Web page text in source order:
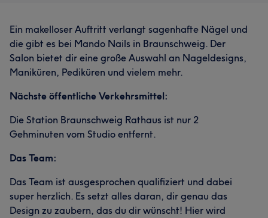
Ein makelloser Auftritt verlangt sagenhafte Nägel und
die gibt es bei Mando Nails in Braunschweig. Der
Salon bietet dir eine große Auswahl an Nageldesigns,
Maniküren, Pediküren und vielem mehr.
Nächste öffentliche Verkehrsmittel:
Die Station Braunschweig Rathaus ist nur 2
Gehminuten vom Studio entfernt.
Das Team:
Das Team ist ausgesprochen qualifiziert und dabei
super herzlich. Es setzt alles daran, dir genau das
Design zu zaubern, das du dir wünscht! Hier wird